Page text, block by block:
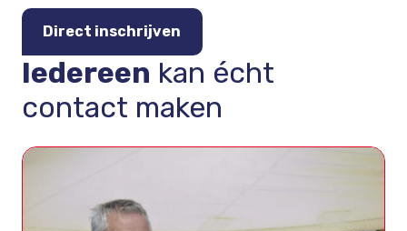
Direct inschrijven
Iedereen kan écht
contact maken